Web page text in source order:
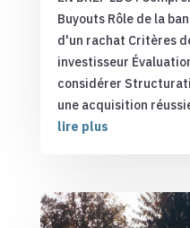
Buyouts Rôle de la
d'un rachat Critères
investisseur
considérer
une acquisition
lire plus